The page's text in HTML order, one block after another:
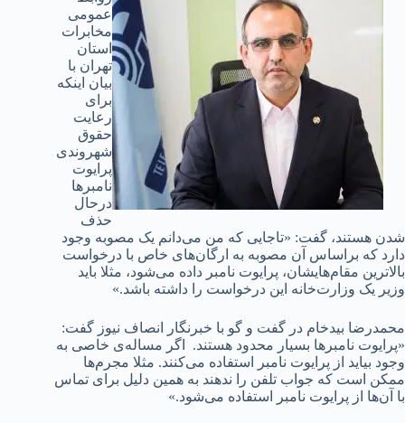
عمومی
مخابرات
استان
تهران با
بیان اینکه
برای
رعایت
حقوق
شهروندی
پرایوت
نامبرها
درحال
حذف
شدن هستند، گفت: «تاجایی که من می‌دانم یک مصوبه وجود
دارد که براساس آن مصوبه به ارگان‌های خاص با درخواست
بالاترین مقام‌هایشان، پرایوت نامبر داده می‌شود، مثلا باید
وزیر یک وزارت‌خانه این درخواست را داشته باشد.»
محمدرضا بیدخام در گفت و گو با خبرنگار انصاف نیوز گفت:
«پرایوت نامبرها بسیار محدود هستند. اگر مساله‌ی خاصی به
وجود بیاید از پرایوت نامبر استفاده می‌کنند. مثلا مجرم‌ها
ممکن است که جواب تلفن را ندهند به همین دلیل برای تماس
با آن‌ها از پرایوت نامبر استفاده می‌شود.»